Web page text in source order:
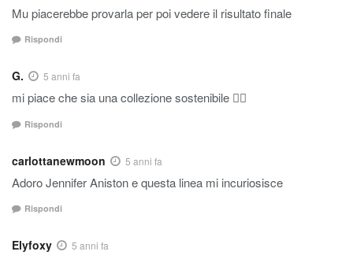
Mu piacerebbe provarla per poi vedere il risultato finale
Rispondi
G. 5 anni fa
mi piace che sia una collezione sostenibile 👍🏼
Rispondi
carlottanewmoon 5 anni fa
Adoro Jennifer Aniston e questa linea mi incuriosisce
Rispondi
Elyfoxy 5 anni fa